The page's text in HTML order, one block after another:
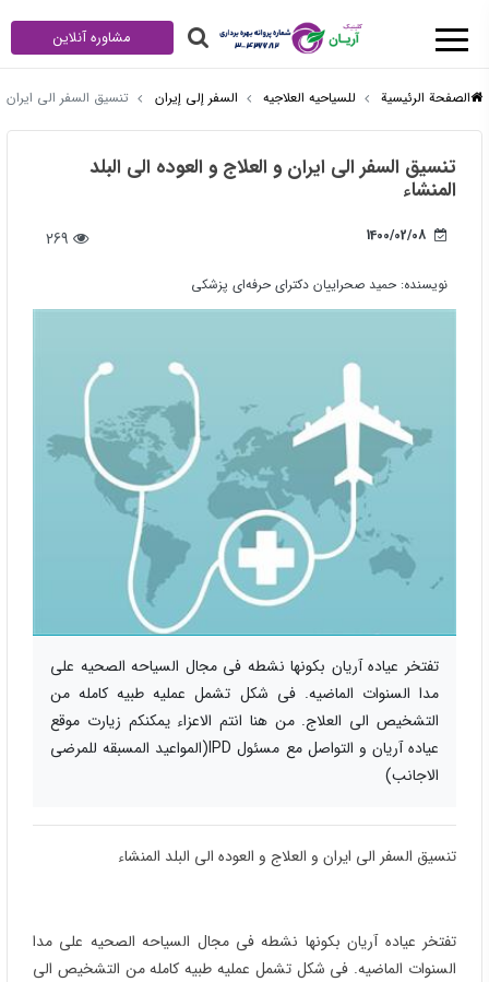
مشاوره آنلاین
الصفحة الرئيسية للسیاحیه العلاجیه السفر إلى إيران تنسیق السفر الی ایران
تنسیق السفر الی ایران و العلاج و العوده الی البلد
المنشاء
1400/02/08
نویسنده: حمید صحراییان دکترای حرفه‌ای پزشکی
تفتخر عیاده آریان بکونها نشطه فی مجال السیاحه الصحیه علی
مدا السنوات الماضیه. فی شکل تشمل عملیه طبیه کامله من
التشخیص الی العلاج. من هنا انتم الاعزاء یمکنکم زیارت موقع
عیاده آریان و التواصل مع مسئول IPD(المواعید المسبقه للمرضی
الاجانب)
تنسیق السفر الی ایران و العلاج و العوده الی البلد المنشاء
تفتخر عیاده آریان بکونها نشطه فی مجال السیاحه الصحیه علی مدا
السنوات الماضیه. فی شکل تشمل عملیه طبیه کامله من التشخیص الی